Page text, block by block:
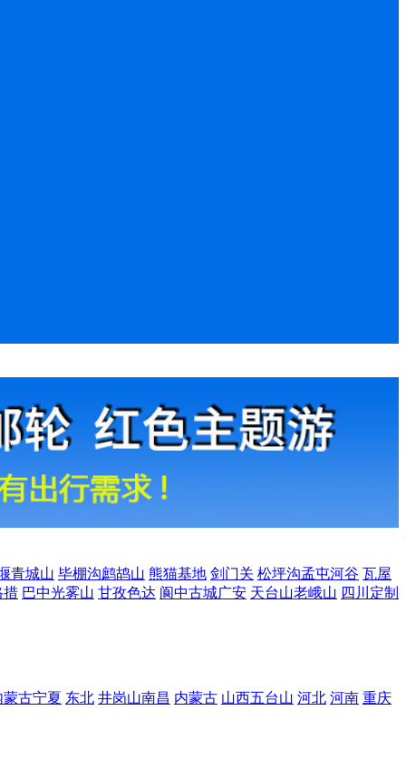
青城山 毕棚沟鹧鸪山 熊猫基地 剑门关 松坪沟孟屯河谷 瓦屋
措 巴中光雾山 甘孜色达 阆中古城广安 天台山老峨山 四川定制
蒙古宁夏 东北 井岗山南昌 内蒙古 山西五台山 河北 河南 重庆